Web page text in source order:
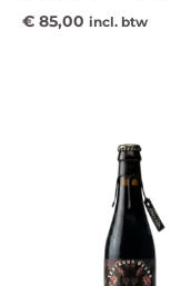
€ 85,00 incl. btw